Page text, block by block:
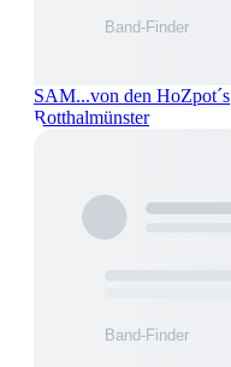
SAM...von den HoZpot´s
Rotthalmünster